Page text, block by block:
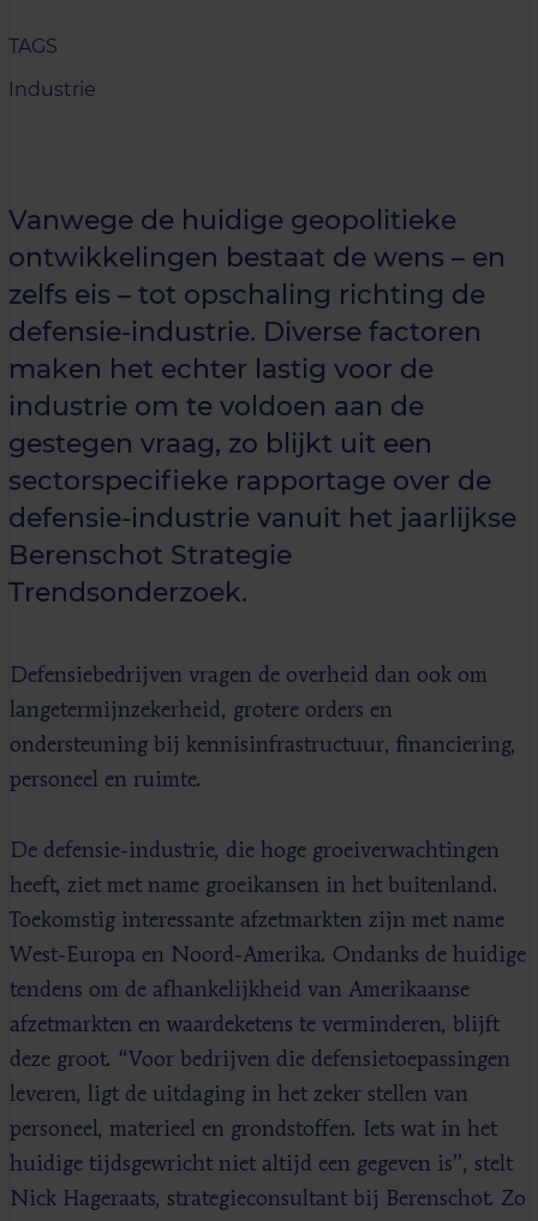
TAGS
Industrie
Vanwege de huidige geopolitieke
ontwikkelingen bestaat de wens – en
zelfs eis – tot opschaling richting de
defensie-industrie. Diverse factoren
maken het echter lastig voor de
industrie om te voldoen aan de
gestegen vraag, zo blijkt uit een
sectorspecifieke rapportage over de
defensie-industrie vanuit het jaarlijkse
Berenschot Strategie
Trendsonderzoek.
Defensiebedrijven vragen de overheid dan ook om
langetermijnzekerheid, grotere orders en
ondersteuning bij kennisinfrastructuur, financiering,
personeel en ruimte.
De defensie-industrie, die hoge groeiverwachtingen
heeft, ziet met name groeikansen in het buitenland.
Toekomstig interessante afzetmarkten zijn met name
West-Europa en Noord-Amerika. Ondanks de huidige
tendens om de afhankelijkheid van Amerikaanse
afzetmarkten en waardeketens te verminderen, blijft
deze groot. “Voor bedrijven die defensietoepassingen
leveren, ligt de uitdaging in het zeker stellen van
personeel, materieel en grondstoffen. Iets wat in het
huidige tijdsgewricht niet altijd een gegeven is”, stelt
Nick Hageraats, strategieconsultant bij Berenschot. Zo